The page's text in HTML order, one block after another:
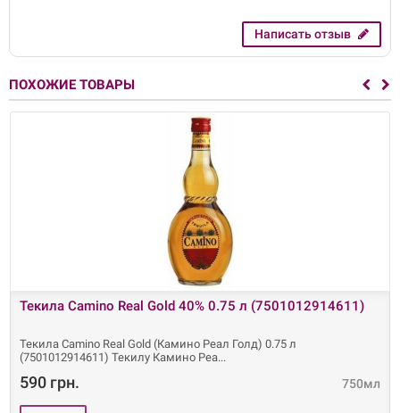
Написать отзыв
ПОХОЖИЕ ТОВАРЫ
Текила Camino Real Gold 40% 0.75 л (7501012914611)
Текила Camino Real Gold (Камино Реал Голд) 0.75 л
(7501012914611) Текилу Камино Реа
750мл
590 грн.